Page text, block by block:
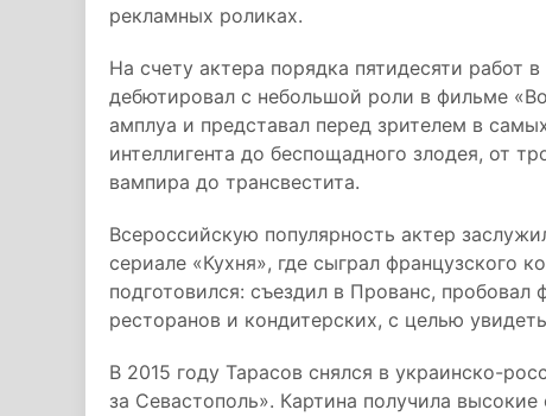
рекламных роликах.
На счету актера порядка пятидесяти работ
дебютировал с небольшой роли в фильме
амплуа и представал перед зрителем в
интеллигента до беспощадного злодея, от
вампира до трансвестита.
Всероссийскую популярность актер
сериале «Кухня», где сыграл французского
подготовился: съездил в Прованс,
ресторанов и кондитерских, с целью
В 2015 году Тарасов снялся в украинско-
за Севастополь». Картина получила